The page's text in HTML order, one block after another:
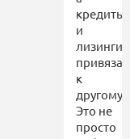
кредиты
и
лизинги
к
другому.
Это не
просто